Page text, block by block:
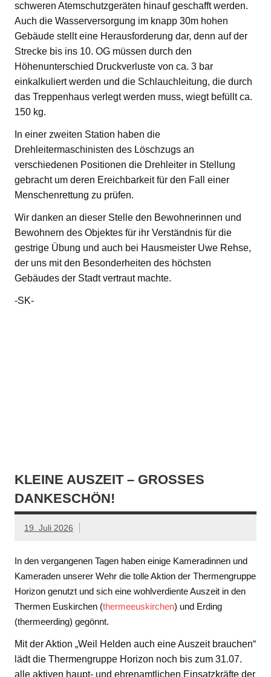
schweren Atemschutzgeräten hinauf geschafft werden.
Auch die Wasserversorgung im knapp 30m hohen
Gebäude stellt eine Herausforderung dar, denn auf der
Strecke bis ins 10. OG müssen durch den
Höhenunterschied Druckverluste von ca. 3 bar
einkalkuliert werden und die Schlauchleitung, die durch
das Treppenhaus verlegt werden muss, wiegt befüllt ca.
150 kg.
In einer zweiten Station haben die
Drehleitermaschinisten des Löschzugs an
verschiedenen Positionen die Drehleiter in Stellung
gebracht um deren Ereichbarkeit für den Fall einer
Menschenrettung zu prüfen.
Wir danken an dieser Stelle den Bewohnerinnen und
Bewohnern des Objektes für ihr Verständnis für die
gestrige Übung und auch bei Hausmeister Uwe Rehse,
der uns mit den Besonderheiten des höchsten
Gebäudes der Stadt vertraut machte.
-SK-
KLEINE AUSZEIT – GROSSES D
ANKESCHÖN!
19. Juli 2026
In den vergangenen Tagen haben einige Kameradinnen und
Kameraden unserer Wehr die tolle Aktion der Thermengruppe
Horizon genutzt und sich eine wohlverdiente Auszeit in den
Thermen Euskirchen (thermeeuskirchen) und Erding
(thermeerding) gegönnt.
Mit der Aktion „Weil Helden auch eine Auszeit brauchen“
lädt die Thermengruppe Horizon noch bis zum 31.07.
alle aktiven haupt- und ehrenamtlichen Einsatzkräfte der